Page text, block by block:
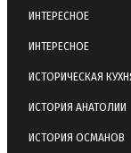
ИНТЕРЕСНОЕ
ИНТЕРЕСНОЕ
ИСТОРИЧЕСКАЯ
ИСТОРИЯ АНАТОЛИИ
ИСТОРИЯ ОСМАНОВ